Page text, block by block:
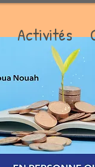
Activités